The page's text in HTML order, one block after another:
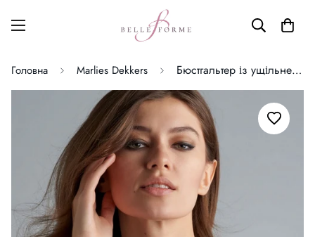
Головна Marlies Dekkers Бюстгальтер із ущільненою чашкою Marlies Dekkers